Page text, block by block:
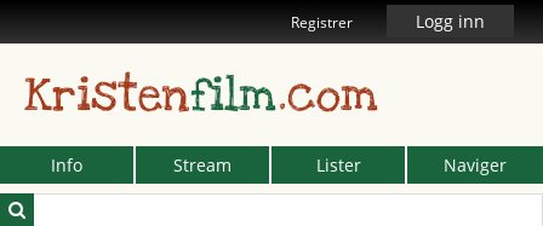
Registrer Logg inn
Kristenfilm.com
Info Stream Lister Naviger